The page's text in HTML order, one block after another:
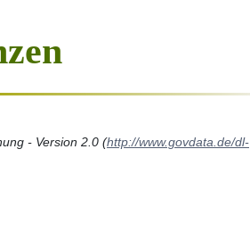
- Version 2.0 (http://www.govdata.de/dl-